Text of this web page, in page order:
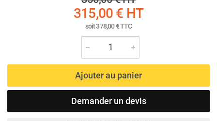
315,00 € HT
soit378,00 €TTC
Ajouter au panier
Demander un devis